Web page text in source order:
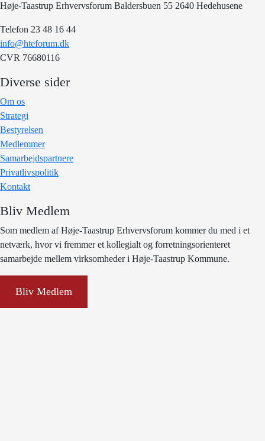
Høje-Taastrup Erhvervsforum Baldersbuen 55 2640 Hedehusene
Telefon 23 48 16 44
info@hteforum.dk
CVR 76680116
Diverse sider
Om os
Strategi
Bestyrelsen
Medlemmer
Samarbejdspartnere
Privatlivspolitik
Kontakt
Bliv Medlem
Som medlem af Høje-Taastrup Erhvervsforum kommer du med i et
netværk, hvor vi fremmer et kollegialt og forretningsorienteret
samarbejde mellem virksomheder i Høje-Taastrup Kommune.
Bliv Medlem